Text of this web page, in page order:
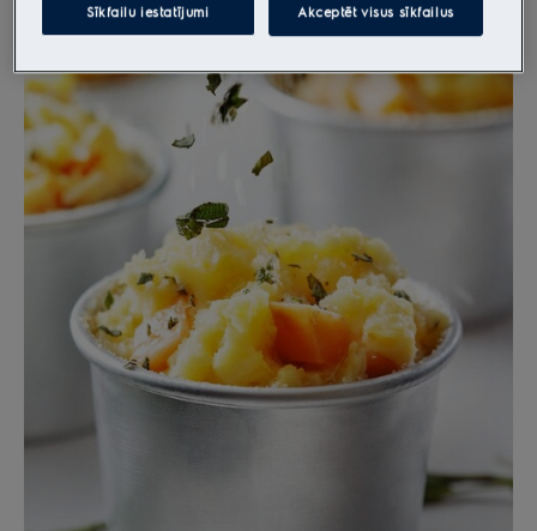
Sīkfailu iestatījumi Akceptēt visus sīkfailus